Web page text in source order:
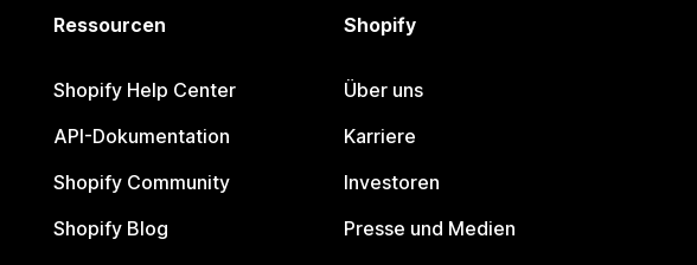
Ressourcen
Shopify Help Center
API-Dokumentation
Shopify Community
Shopify Blog
Shopify
Über uns
Karriere
Investoren
Presse und Medien